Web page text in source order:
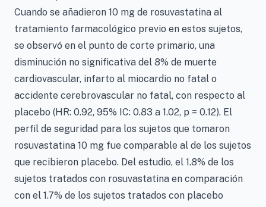
Cuando se añadieron 10 mg de rosuvastatina al
tratamiento farmacológico previo en estos sujetos,
se observó en el punto de corte primario, una
disminución no significativa del 8% de muerte
cardiovascular, infarto al miocardio no fatal o
accidente cerebrovascular no fatal, con respecto al
placebo (HR: 0.92, 95% IC: 0.83 a 1.02, p = 0.12). El
perfil de seguridad para los sujetos que tomaron
rosuvastatina 10 mg fue comparable al de los sujetos
que recibieron placebo. Del estudio, el 1.8% de los
sujetos tratados con rosuvastatina en comparación
con el 1.7% de los sujetos tratados con placebo